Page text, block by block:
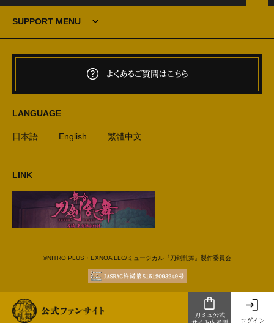
刀ミュ公式
ログイン
SUPPORT MENU
よくあるご質問はこちら
LANGUAGE
日本語 English 繁體中文
LINK
©NITRO PLUS・EXNOA LLC/ミュージカル『刀剣乱舞』製作委員会